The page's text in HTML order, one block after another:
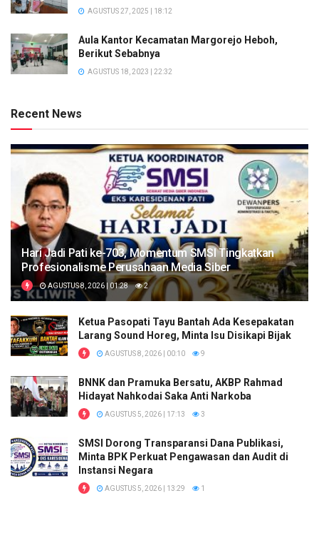
AGUSTUS 27, 2025 | 18:12
Aula Kantor Kecamatan Margorejo Heboh,
Berikut Sebabnya
AGUSTUS 18, 2023 | 22:32
Recent News
Hari Jadi Pati ke-703, Momentum SMSI Tingkatkan
Profesionalisme Perusahaan Media Siber
AGUSTUS 8, 2026 | 01:28 2
Ketua Pasopati Tayu Bantah Ada Kesepakatan
Larang Sound Horeg, Minta Isu Disikapi Bijak
AGUSTUS 8, 2026 | 00:10 9
BNNK dan Pramuka Bersatu, AKBP Rahmad
Hidayat Nahkodai Saka Anti Narkoba
AGUSTUS 5, 2026 | 17:13 3
SMSI Dorong Transparansi Dana Publikasi,
Minta BPK Perkuat Pengawasan dan Audit di
Instansi Negara
AGUSTUS 5, 2026 | 13:29 1